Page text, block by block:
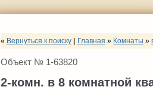
« Вернуться к поиску Главная » Комнаты »
Объект № 1-63820
2-комн. в 8 комнатной